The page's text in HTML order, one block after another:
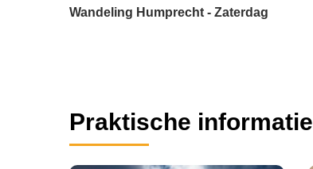
Wandeling Humprecht - Zaterdag
Praktische informatie